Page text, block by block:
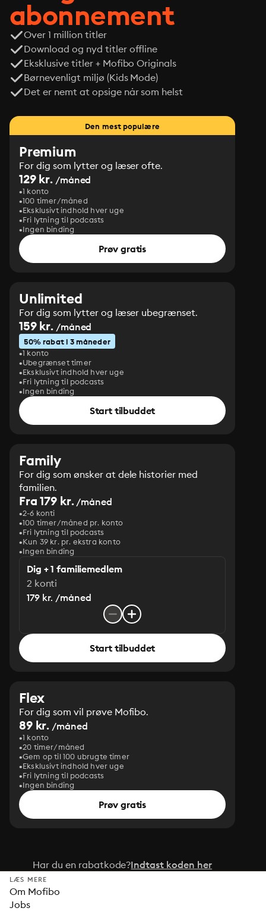
abonnement
Over 1 million titler
Download og nyd titler offline
Eksklusive titler + Mofibo Originals
Børnevenligt miljø (Kids Mode)
Det er nemt at opsige når som helst
Den mest populære
Premium
For dig som lytter og læser ofte.
129 kr. /måned
1 konto
100 timer/måned
Eksklusivt indhold hver uge
Fri lytning til podcasts
Ingen binding
Prøv gratis
Unlimited
For dig som lytter og læser ubegrænset.
159 kr. /måned
50% rabat i 3 måneder
1 konto
Ubegrænset timer
Eksklusivt indhold hver uge
Fri lytning til podcasts
Ingen binding
Start tilbuddet
Family
For dig som ønsker at dele historier med
familien.
Fra 179 kr./måned
2-6 konti
100 timer/måned pr. konto
Fri lytning til podcasts
Kun 39 kr. pr. ekstra konto
Ingen binding
Dig + 1 familiemedlem
2 konti
179 kr. /måned
Start tilbuddet
Flex
For dig som vil prøve Mofibo.
89 kr. /måned
1 konto
20 timer/måned
Gem op til 100 ubrugte timer
Eksklusivt indhold hver uge
Fri lytning til podcasts
Ingen binding
Prøv gratis
Har du en rabatkode?Indtast koden her
LÆS MERE
Om Mofibo
Jobs